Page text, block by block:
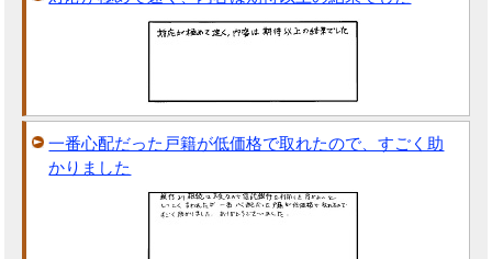
一番心配だった戸籍が低価格で取れたので、すごく助
かりました